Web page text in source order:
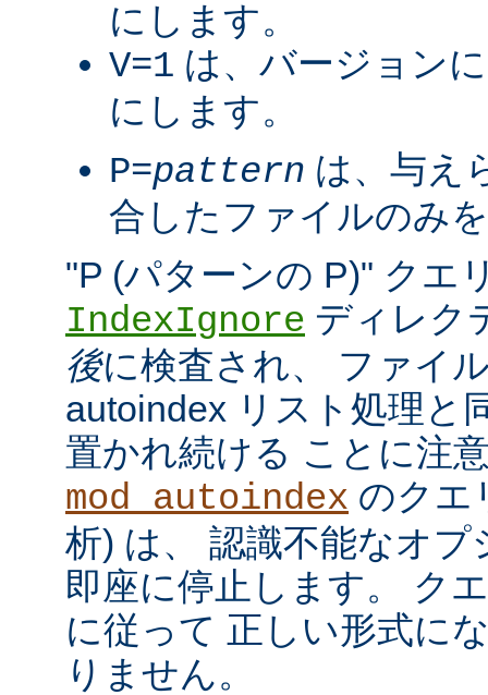
にします。
V=1 は、バージョン
にします。
P=pattern は、与え
合したファイルのみ
"P (パターンの P)" クエ
IndexIgnore ディレク
後に検査され、 ファイ
autoindex リスト処理と
置かれ続ける ことに注
mod_autoindex のクエ
析) は、 認識不能なオ
即座に停止します。 ク
に従って 正しい形式に
りません。